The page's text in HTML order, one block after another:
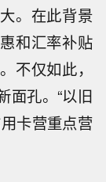
。在此背景
和汇率补贴
不仅如此，
面孔。“以旧
卡营重点营